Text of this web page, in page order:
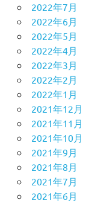
2022年7月
2022年6月
2022年5月
2022年4月
2022年3月
2022年2月
2022年1月
2021年12月
2021年11月
2021年10月
2021年9月
2021年8月
2021年7月
2021年6月